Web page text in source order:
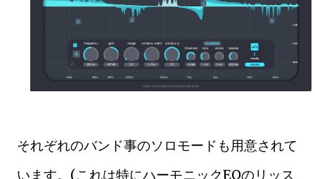
それぞれのバンド事のソロモードも用意されて
います。(これは特にハーモニックEQのリッス